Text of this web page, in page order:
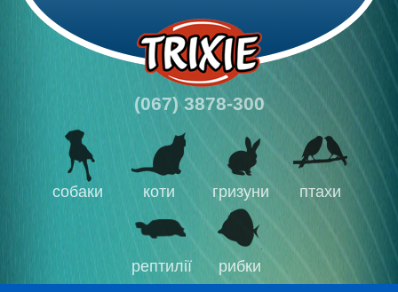
(067) 3878-300
собаки коти гризуни птахи
рептилії рибки